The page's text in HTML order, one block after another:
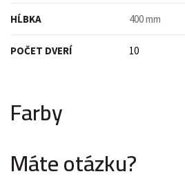
HĹBKA 400 mm
POČET DVERÍ 10
Farby
Máte otázku?